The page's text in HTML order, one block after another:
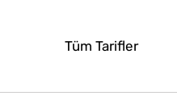
Tüm Tarifler